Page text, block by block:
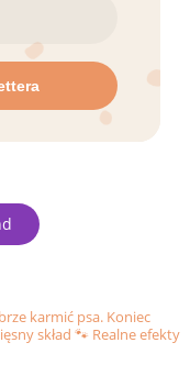
karmić psa. Koniec
skład 🐾 Realne efekty